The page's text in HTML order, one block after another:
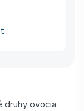
druhy ovocia